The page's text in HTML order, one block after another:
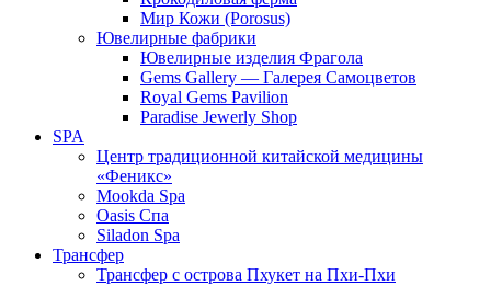
Мир Кожи (Porosus)
Ювелирные фабрики
Ювелирные изделия Фрагола
Gems Gallery — Галерея Самоцветов
Royal Gems Pavilion
Paradise Jewerly Shop
SPA
Центр традиционной китайской медицины
«Феникс»
Mookda Spa
Oasis Спа
Siladon Spa
Трансфер
Трансфер с острова Пхукет на Пхи-Пхи